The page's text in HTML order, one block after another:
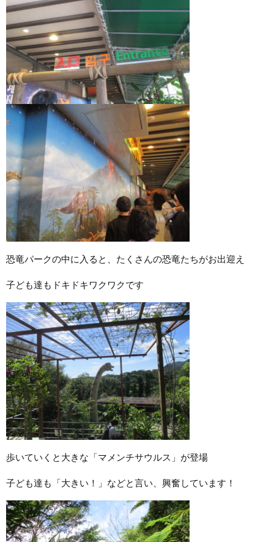
恐竜パークの中に入ると、たくさんの恐竜たちがお出迎え
子ども達もドキドキワクワクです
歩いていくと大きな「マメンチサウルス」が登場
子ども達も「大きい！」などと言い、興奮しています！